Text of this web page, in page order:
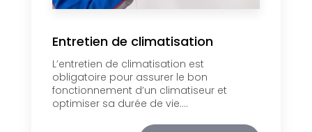
Entretien de climatisation
L’entretien de climatisation est
obligatoire pour assurer le bon
fonctionnement d’un climatiseur et
optimiser sa durée de vie....